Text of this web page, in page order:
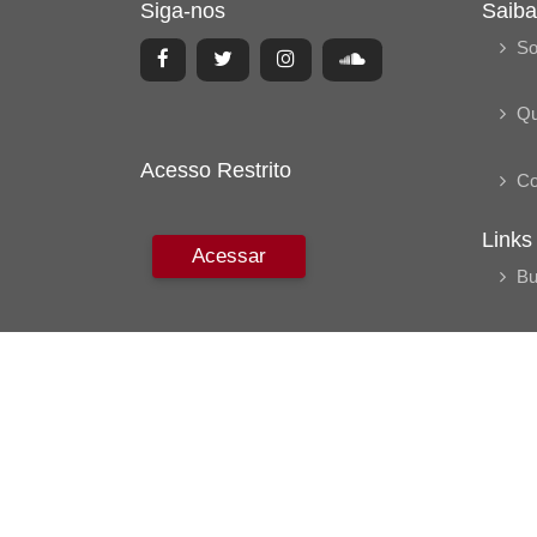
Siga-nos
Acesso Restrito
Acessar